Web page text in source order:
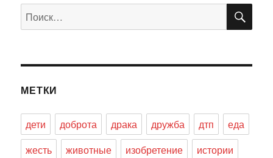
Искать:
МЕТКИ
дети доброта драка дружба дтп
еда
жесть
животные изобретение истории